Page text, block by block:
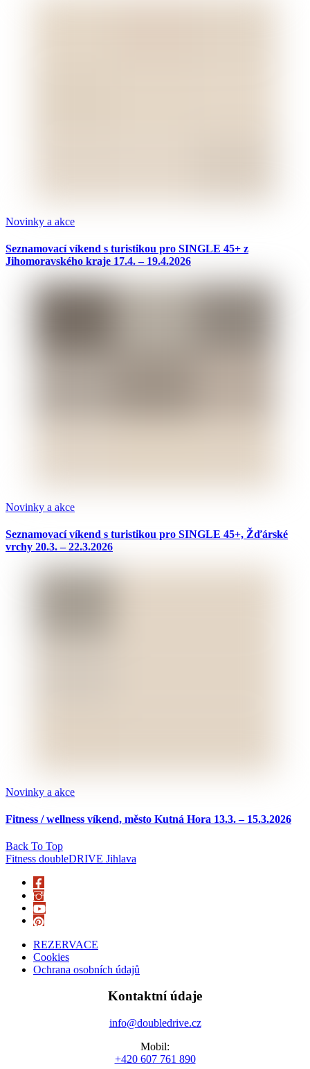
Novinky a akce
Seznamovací víkend s turistikou pro SINGLE 45+ z
Jihomoravského kraje 17.4. – 19.4.2026
Novinky a akce
Seznamovací víkend s turistikou pro SINGLE 45+, Žďárské
vrchy 20.3. – 22.3.2026
Novinky a akce
Fitness / wellness víkend, město Kutná Hora 13.3. – 15.3.2026
Back To Top
Fitness doubleDRIVE Jihlava
REZERVACE
Cookies
Ochrana osobních údajů
Kontaktní údaje
info@doubledrive.cz
Mobil:
+420 607 761 890